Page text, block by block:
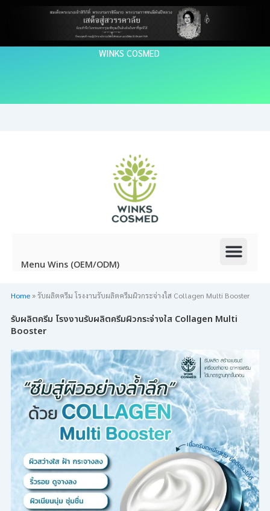
WINKS COSMED
Menu Wins (OEM/ODM)
Home»รับผลิตครีม โรงงานรับผลิตครีมผิวกระจ่างใส Collagen Multi Booster
รับผลิตครีม โรงงานรับผลิตครีมผิวกระจ่างใส Collagen Multi
Booster